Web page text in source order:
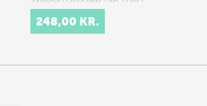
længe anet, men denne
danske un…
248,00 KR.